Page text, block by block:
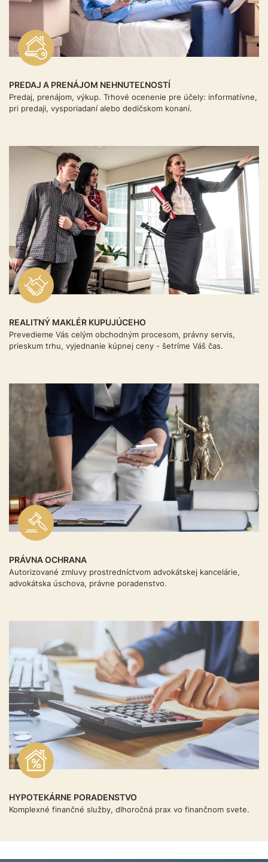
PREDAJ A PRENÁJOM NEHNUTEĽNOSTÍ
Predaj, prenájom, výkup. Trhové ocenenie pre účely: informatívne,
pri predaji, vysporiadaní alebo dedičskom konaní.
REALITNÝ MAKLÉR KUPUJÚCEHO
Prevedieme Vás celým obchodným procesom, právny servis,
prieskum trhu, vyjednanie kúpnej ceny - šetríme Váš čas.
PRÁVNA OCHRANA
Autorizované zmluvy prostredníctvom advokátskej kancelárie,
advokátska úschova, právne poradenstvo.
HYPOTEKÁRNE PORADENSTVO
Komplexné finančné služby, dlhoročná prax vo finančnom svete.